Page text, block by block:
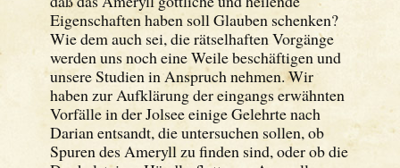
Eigenschaften haben soll Glauben schenken?
Wie dem auch sei, die rätselhaften Vorgänge
werden uns noch eine Weile beschäftigen und
unsere Studien in Anspruch nehmen. Wir
haben zur Aufklärung der eingangs erwähnten
Vorfälle in der Jolsee einige Gelehrte nach
Darian entsandt, die untersuchen sollen, ob
Spuren des Ameryll zu finden sind, oder ob die